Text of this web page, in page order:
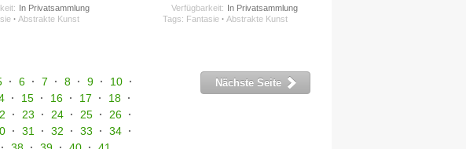
In Privatsammlung
· Abstrakte Kunst
Verfügbarkeit: In Privatsammlung
Tags: Fantasie · Abstrakte Kunst
· 6 · 7 · 8 · 9 · 10 ·
· 15 · 16 · 17 · 18 ·
· 23 · 24 · 25 · 26 ·
· 31 · 32 · 33 · 34 ·
Nächste Seite